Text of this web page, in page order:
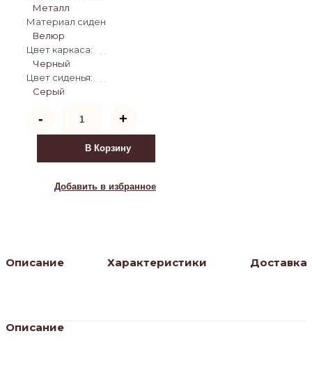
Металл
Материал сиденья:
Велюр
Цвет каркаса:
Черный
Цвет сиденья:
Серый
-
товара
Барный
Сайпл
30
+
В Корзину
Добавить в избранное
Описание Характеристики Доставка
Описание